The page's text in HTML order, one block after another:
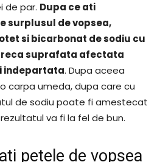
de par. Dupa ce ati
surplusul de vopsea,
si bicarbonat de sodiu cu
suprafata afectata
indepartata. Dupa aceea
carpa umeda, dupa care cu
de sodiu poate fi amestecat
va fi la fel de bun.
petele de vopsea